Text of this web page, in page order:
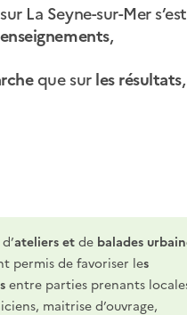
La Seyne-sur-Mer s’est
enseignements,
que surles résultats,
ateliers et de balades
permis de favoriser les
entre parties prenants
maitrise d’ouvrage,